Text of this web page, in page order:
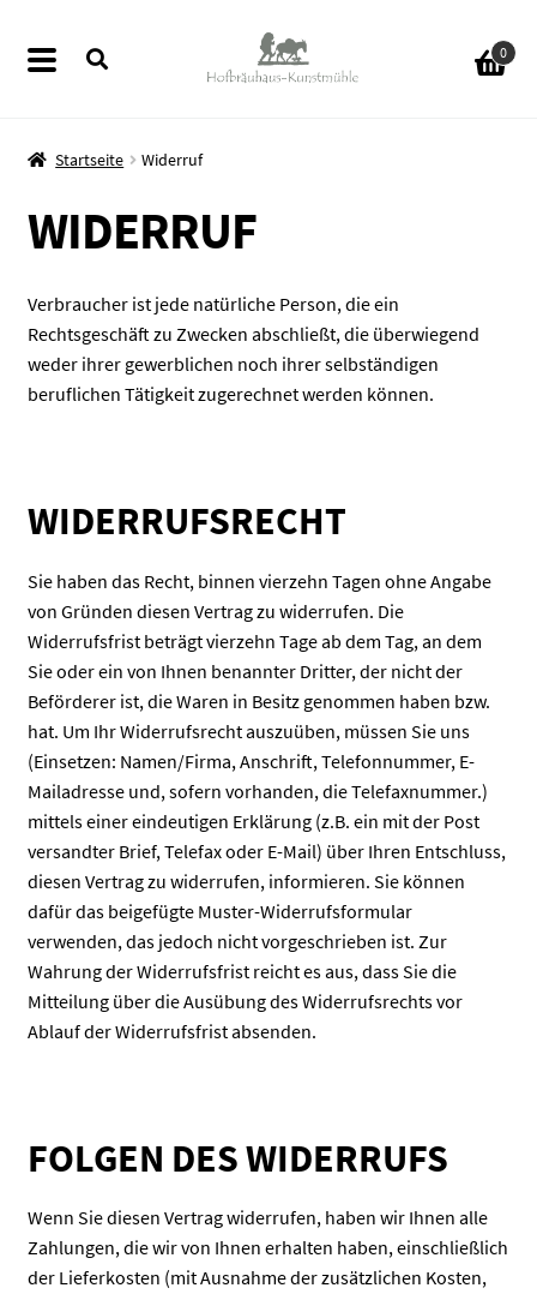
Navigation
Inhalt
0
Startseite Widerruf
WIDERRUF
Verbraucher ist jede natürliche Person, die ein
Rechtsgeschäft zu Zwecken abschließt, die überwiegend
weder ihrer gewerblichen noch ihrer selbständigen
beruflichen Tätigkeit zugerechnet werden können.
WIDERRUFSRECHT
Sie haben das Recht, binnen vierzehn Tagen ohne Angabe
von Gründen diesen Vertrag zu widerrufen. Die
Widerrufsfrist beträgt vierzehn Tage ab dem Tag, an dem
Sie oder ein von Ihnen benannter Dritter, der nicht der
Beförderer ist, die Waren in Besitz genommen haben bzw.
hat. Um Ihr Widerrufsrecht auszuüben, müssen Sie uns
(Einsetzen: Namen/Firma, Anschrift, Telefonnummer, E-
Mailadresse und, sofern vorhanden, die Telefaxnummer.)
mittels einer eindeutigen Erklärung (z.B. ein mit der Post
versandter Brief, Telefax oder E-Mail) über Ihren Entschluss,
diesen Vertrag zu widerrufen, informieren. Sie können
dafür das beigefügte Muster-Widerrufsformular
verwenden, das jedoch nicht vorgeschrieben ist. Zur
Wahrung der Widerrufsfrist reicht es aus, dass Sie die
Mitteilung über die Ausübung des Widerrufsrechts vor
Ablauf der Widerrufsfrist absenden.
FOLGEN DES WIDERRUFS
Wenn Sie diesen Vertrag widerrufen, haben wir Ihnen alle
Zahlungen, die wir von Ihnen erhalten haben, einschließlich
der Lieferkosten (mit Ausnahme der zusätzlichen Kosten,